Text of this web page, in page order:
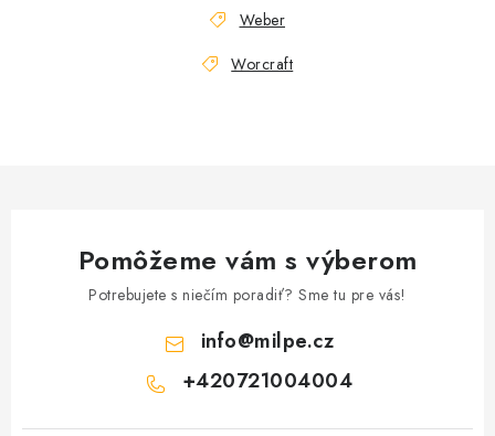
Weber
Worcraft
Pomôžeme vám s výberom
Potrebujete s niečím poradiť? Sme tu pre vás!
info@milpe.cz
+420721004004